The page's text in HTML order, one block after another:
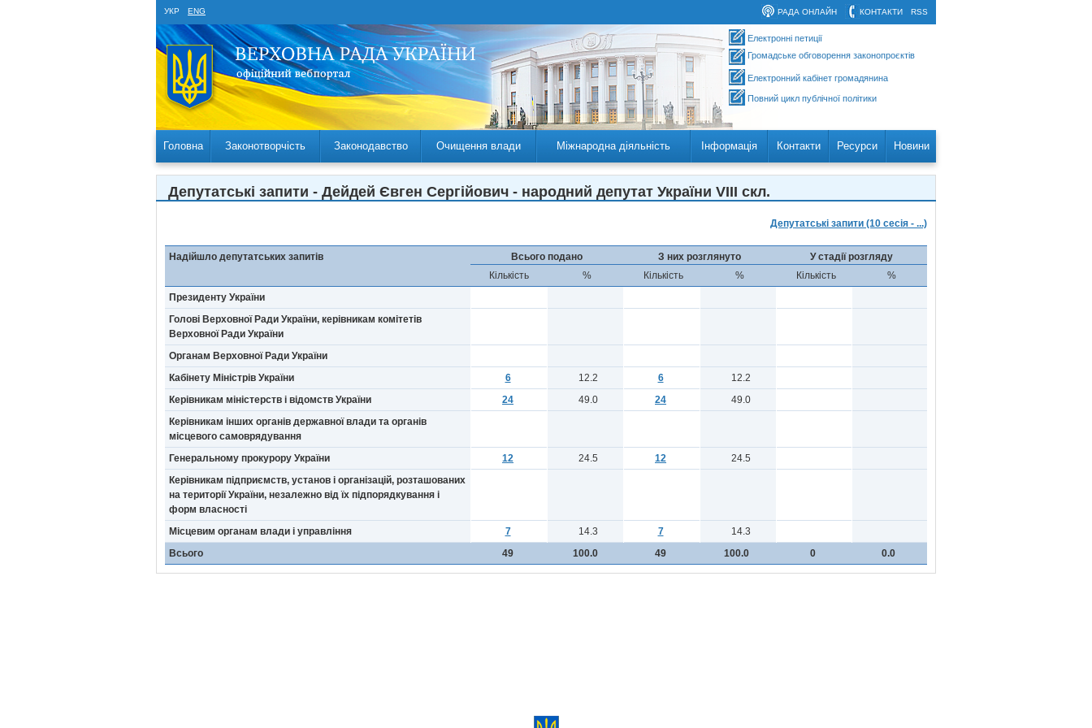
УКР ENG RSS
КОНТАКТИ
РАДА ОНЛАЙН
Електронні петиції
Громадське обговорення законопроєктів
Електронний кабінет громадянина
Повний цикл публічної політики
Головна Законотворчість Законодавство Очищення влади Міжнародна діяльність Інформація Контакти Ресурси Новини
Депутатські запити - Дейдей Євген Сергійович - народний депутат України VIII скл.
Депутатські запити (10 сесія - ...)
Надійшло депутатських запитів Всього подано З них розглянуто
У стадії розгляду
Кількість
% Кількість % Кількість
%
Президенту України
Голові Верховної Ради України, керівникам комітетів
Верховної Ради України
Органам Верховної Ради України
Кабінету Міністрів України
6 12.2 6
12.2
Керівникам міністерств і відомств України
24 49.0 24
49.0
Керівникам інших органів державної влади та органів
місцевого самоврядування
Генеральному прокурору України
12 24.5 12
24.5
Керівникам підприємств, установ і організацій, розташованих
на території України, незалежно від їх підпорядкування і
форм власності
Місцевим органам влади і управління
7 14.3 7
14.3
Всього
49 100.0 49 100.0 0 0.0